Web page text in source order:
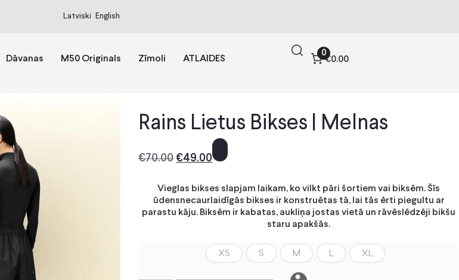
Latviski English
Dāvanas M50 Originals Zīmoli ATLAIDES
0
€0.00
Rains Lietus Bikses | Melnas
€70.00 €49.00
Vieglas bikses slapjam laikam, ko vilkt pāri šortiem vai biksēm. Šīs
ūdensnecaurlaidīgās bikses ir konstruētas tā, lai tās ērti piegultu ar
parastu kāju. Biksēm ir kabatas, aukliņa jostas vietā un rāvēslēdzēji bikšu
staru apakšās.
XS S M XL